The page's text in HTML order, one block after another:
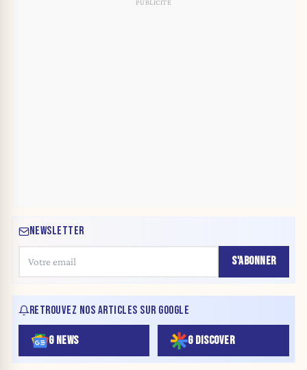
NEWSLETTER
S'ABONNER
RETROUVEZ NOS ARTICLES SUR GOOGLE
G NEWS G DISCOVER